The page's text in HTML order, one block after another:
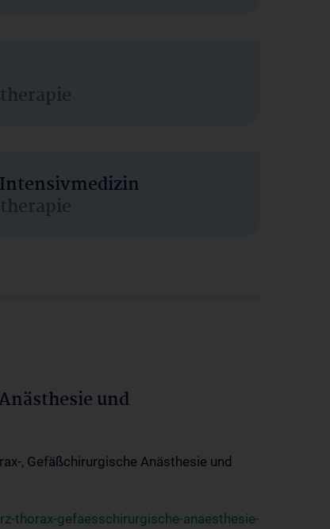
und
, Gefäßchirurgische Anästhesie und
thorax-gefaesschirurgische-anaesthesie-